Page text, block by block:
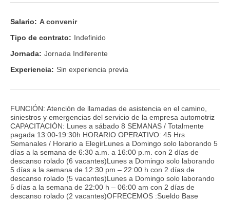
Salario: A convenir
Tipo de contrato: Indefinido
Jornada: Jornada Indiferente
Experiencia: Sin experiencia previa
FUNCIÓN: Atención de llamadas de asistencia en el camino,
siniestros y emergencias del servicio de la empresa automotriz
CAPACITACIÓN: Lunes a sábado 8 SEMANAS / Totalmente
pagada 13:00-19:30h HORARIO OPERATIVO: 45 Hrs
Semanales / Horario a ElegirLunes a Domingo solo laborando 5
días a la semana de 6:30 a.m. a 16:00 p.m. con 2 días de
descanso rolado (6 vacantes)Lunes a Domingo solo laborando
5 días a la semana de 12:30 pm – 22:00 h con 2 días de
descanso rolado (5 vacantes)Lunes a Domingo solo laborando
5 días a la semana de 22:00 h – 06:00 am con 2 días de
descanso rolado (2 vacantes)OFRECEMOS :Sueldo Base